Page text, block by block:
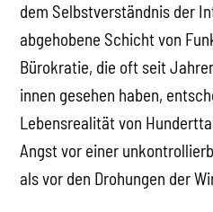
dem Selbstverständnis der
abgehobene Schicht von
Bürokratie, die oft seit
innen gesehen haben,
Lebensrealität von
Angst vor einer
als vor den Drohungen der